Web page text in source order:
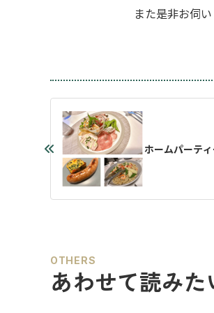
また是非お伺
ホームパーテ
OTHERS
あわせて読みた